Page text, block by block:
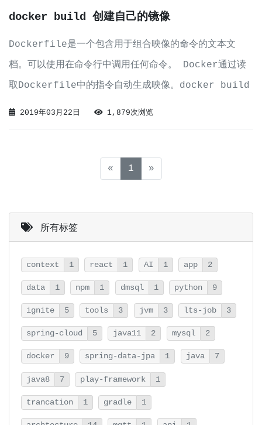
docker build 创建自己的镜像
Dockerfile是一个包含用于组合映像的命令的文本文
档。可以使用在命令行中调用任何命令。 Docker通过读
取Dockerfile中的指令自动生成映像。docker build
命令用于从Dockerfile构建映像。可以在docker
build命令中使用-f标志指向文件系统中任何位置的Dock
2019年03月22日 1,879次浏览
« 1 (current)
»
所有标签
context 1 react 1 AI 1 app 2
data 1 npm 1 dmsql 1 python 9
ignite 5 tools 3 jvm 3 lts-job 3
spring-cloud 5 java11 2 mysql 2
docker 9 spring-data-jpa 1 java 7
java8 7 play-framework 1
trancation 1 gradle 1